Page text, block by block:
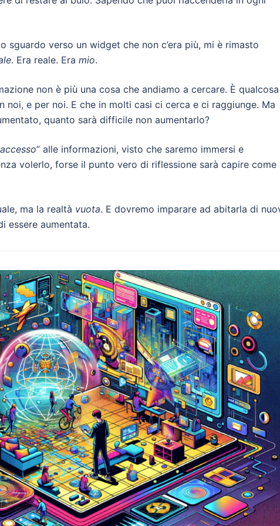
verso un widget che non c’era più, mi è rimasto
. Era reale. Era mio.
non è più una cosa che andiamo a cercare. È qualcosa
noi, e per noi. E che in molti casi ci cerca e ci raggiunge. Ma
quanto sarà difficile non aumentarlo?
” alle informazioni, visto che saremo immersi e
volerlo, forse il punto vero di riflessione sarà capire come
ma la realtà vuota. E dovremo imparare ad abitarla di
essere aumentata.